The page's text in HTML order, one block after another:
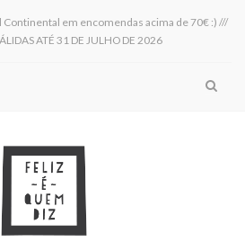
Continental em encomendas acima de 70€ :) ///
ATÉ 31 DE JULHO DE 2026